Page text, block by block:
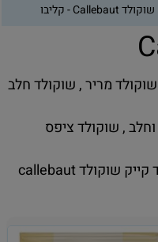
שוקולד Callebaut - קליבו
מגוון שוקולדים מהמותג callebaut שוקולד מריר , שוקולד חלב
, שוקולד ציפס
במחירים שתמצאו רק אצל בייק אנד קייק שוקולד callebaut